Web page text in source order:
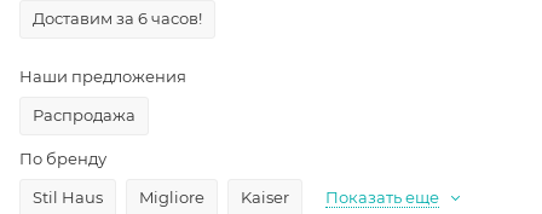
Доставим за 6 часов!
Наши предложения
Распродажа
По бренду
Stil Haus
Migliore Kaiser Показать еще